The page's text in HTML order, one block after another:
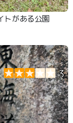
トがある公園
3